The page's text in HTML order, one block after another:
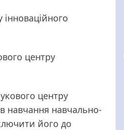
інноваційного
центру
центру
навчання навчально-
його до